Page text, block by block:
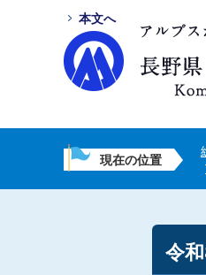
本文へ
現在の位置
令